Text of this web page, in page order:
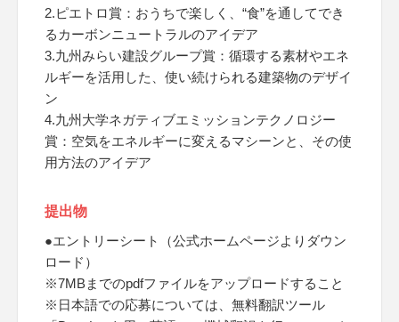
2.ピエトロ賞：おうちで楽しく、“食”を通してでき
るカーボンニュートラルのアイデア
3.九州みらい建設グループ賞：循環する素材やエネ
ルギーを活用した、使い続けられる建築物のデザイ
ン
4.九州大学ネガティブエミッションテクノロジー
賞：空気をエネルギーに変えるマシーンと、その使
用方法のアイデア
提出物
●エントリーシート（公式ホームページよりダウン
ロード）
※7MBまでのpdfファイルをアップロードすること
※日本語での応募については、無料翻訳ツール